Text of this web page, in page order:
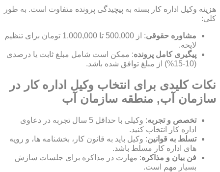
هزینه وکیل اداره کار بسته به پیچیدگی پرونده متفاوت است. به طور
کلی:
مشاوره حقوقی
: از 500,000 تا 1,000,000 تومان برای تنظیم
لایحه.
پیگیری کامل پرونده: ممکن است شامل مبلغ ثابت یا درصدی
(10-15%) از مبلغ توافق شده باشد.
نکات کلیدی برای انتخاب وکیل اداره کار در
سازمان آب, منطقه سازمان آب
تخصص و تجربه
: وکیلی با حداقل 5 سال تجربه در دعاوی
اداره کار انتخاب کنید.
تسلط به قوانین: وکیل باید به قانون کار، بخشنامه ها، و رویه
های اداره کار مسلط باشد.
فن بیان و مذاکره: مهارت در مذاکره برای جلسات سازش
بسیار مهم است.